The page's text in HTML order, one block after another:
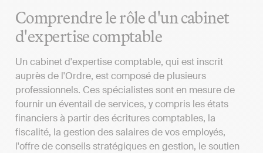
Comprendre le rôle d'un cabinet
d'expertise comptable
Un cabinet d'expertise comptable, qui est inscrit
auprès de l'Ordre, est composé de plusieurs
professionnels. Ces spécialistes sont en mesure de
fournir un éventail de services, y compris les états
financiers à partir des écritures comptables, la
fiscalité, la gestion des salaires de vos employés,
l'offre de conseils stratégiques en gestion, le soutien